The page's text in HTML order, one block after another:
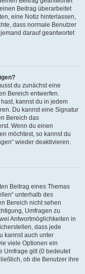
Beitrag überarbeitet
eine Notiz hinterlassen,
dass normale Benutzer
darauf geantwortet
du zunächst eine
Bereich entwerfen.
kannst du in jedem
Du kannst eine Signatur
Bereich das
Wenn du einen
möchtest, so kannst du
wieder deaktivieren.
Beitrag eines Themas
unterhalb des
Bereich nicht sehen
Umfragen zu
Antwortmöglichkeiten in
dass jede
kannst auch unter
viele Optionen ein
Umfrage gilt (0 bedeutet
ob die Benutzer ihre